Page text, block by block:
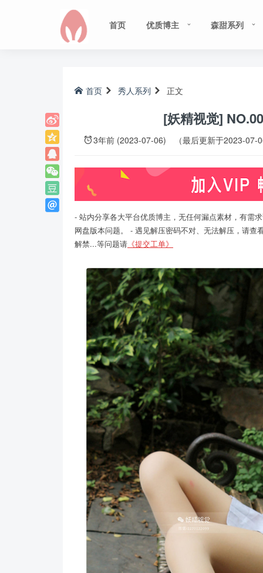
首页 优质博主 森甜系列
首页 秀人系列 正文
[妖精视觉]
3年前 (2023-07-06) （最后更新于2023-07-
- 站内分享各大平台优质博主，无任何漏点素材，有需
网盘版本问题。 - 遇见解压密码不对、无法解压，请查
解禁...等问题请 《提交工单》